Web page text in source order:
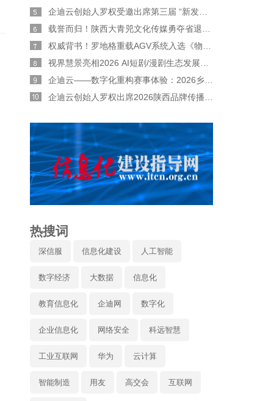
热搜词
深信服 信息化建设 人工智能
数字经济 大数据 信息化
教育信息化 企迪网 数字化
企业信息化 网络安全 科远智慧
工业互联网 华为 云计算
智能制造 用友 高交会 互联网